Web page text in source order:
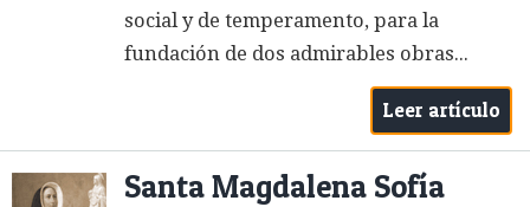
social y de temperamento, para la
fundación de dos admirables obras...
Leer artículo
Santa Magdalena Sofía